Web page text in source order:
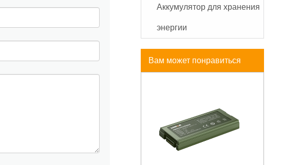
Аккумулятор для хранения
энергии
Вам может понравиться